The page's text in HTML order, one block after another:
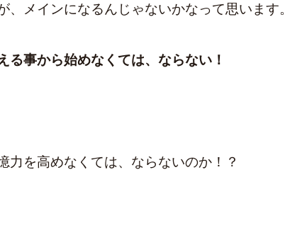
メインになるんじゃないかなって思います。
る事から始めなくては、ならない！
力を高めなくては、ならないのか！？